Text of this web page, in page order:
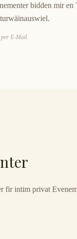
bidden mir
E-Mail.
fir intim privat